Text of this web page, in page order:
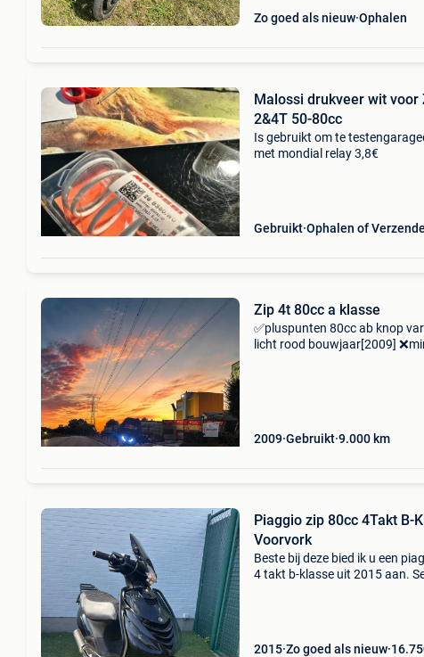
Zo goed als nieuw Ophalen
Malossi drukveer wit voor
2&4T 50-80cc
Is gebruikt om te
met mondial relay 3,8€
Gebruikt Ophalen of
Zip 4t 80cc a klasse
✅pluspunten 80cc ab knop
licht rood bouwjaar[2009]
2009 Gebruikt 9.000 km
Piaggio zip 80cc 4Takt B-
Voorvork
Beste bij deze bied ik u een
4 takt b-klasse uit 2015 aan.
2015 Zo goed als nieuw